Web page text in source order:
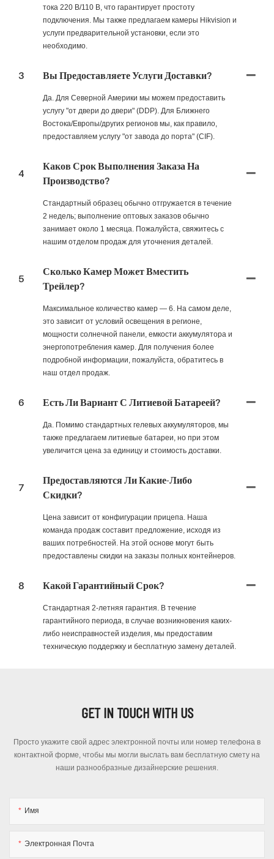
тока 220 В/110 В, что гарантирует простоту
подключения. Мы также предлагаем камеры Hikvision и
услуги предварительной установки, если это
необходимо.
3 Вы Предоставляете Услуги Доставки?
Да. Для Северной Америки мы можем предоставить
услугу "от двери до двери" (DDP). Для Ближнего
Востока/Европы/других регионов мы, как правило,
предоставляем услугу "от завода до порта" (CIF).
4
Каков Срок Выполнения Заказа На
Производство?
Стандартный образец обычно отгружается в течение
2 недель; выполнение оптовых заказов обычно
занимает около 1 месяца. Пожалуйста, свяжитесь с
нашим отделом продаж для уточнения деталей.
5
Сколько Камер Может Вместить
Трейлер?
Максимальное количество камер — 6. На самом деле,
это зависит от условий освещения в регионе,
мощности солнечной панели, емкости аккумулятора и
энергопотребления камер. Для получения более
подробной информации, пожалуйста, обратитесь в
наш отдел продаж.
6 Есть Ли Вариант С Литиевой Батареей?
Да. Помимо стандартных гелевых аккумуляторов, мы
также предлагаем литиевые батареи, но при этом
увеличится цена за единицу и стоимость доставки.
7
Предоставляются Ли Какие-Либо
Скидки?
Цена зависит от конфигурации прицепа. Наша
команда продаж составит предложение, исходя из
ваших потребностей. На этой основе могут быть
предоставлены скидки на заказы полных контейнеров.
8 Какой Гарантийный Срок?
Стандартная 2-летняя гарантия. В течение
гарантийного периода, в случае возникновения каких-
либо неисправностей изделия, мы предоставим
техническую поддержку и бесплатную замену деталей.
GET IN TOUCH WITH US
Просто укажите свой адрес электронной почты или номер телефона в
контактной форме, чтобы мы могли выслать вам бесплатную смету на
наши разнообразные дизайнерские решения.
Имя
Электронная Почта